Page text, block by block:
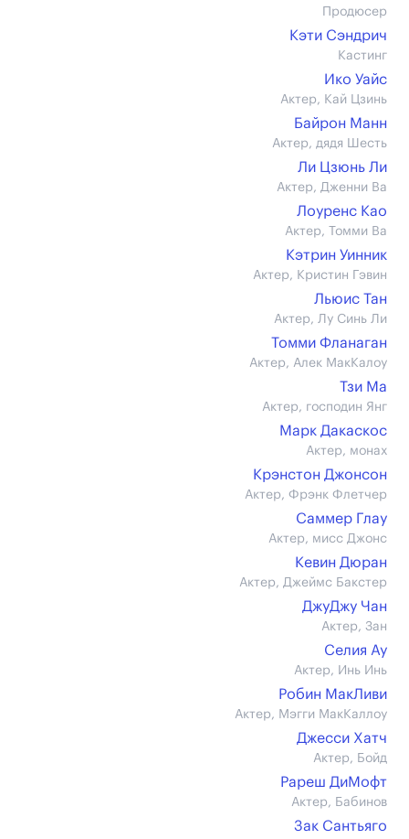
Продюсер
Кэти Сэндрич
Кастинг
Ико Уайс
Актер, Кай Цзинь
Байрон Манн
Актер, дядя Шесть
Ли Цзюнь Ли
Актер, Дженни Ва
Лоуренс Као
Актер, Томми Ва
Кэтрин Уинник
Актер, Кристин Гэвин
Льюис Тан
Актер, Лу Синь Ли
Томми Фланаган
Актер, Алек МакКалоу
Тзи Ма
Актер, господин Янг
Марк Дакаскос
Актер, монах
Крэнстон Джонсон
Актер, Фрэнк Флетчер
Саммер Глау
Актер, мисс Джонс
Кевин Дюран
Актер, Джеймс Бакстер
ДжуДжу Чан
Актер, Зан
Селия Ау
Актер, Инь Инь
Робин МакЛиви
Актер, Мэгги МакКаллоу
Джесси Хатч
Актер, Бойд
Рареш ДиМофт
Актер, Бабинов
Зак Сантьяго